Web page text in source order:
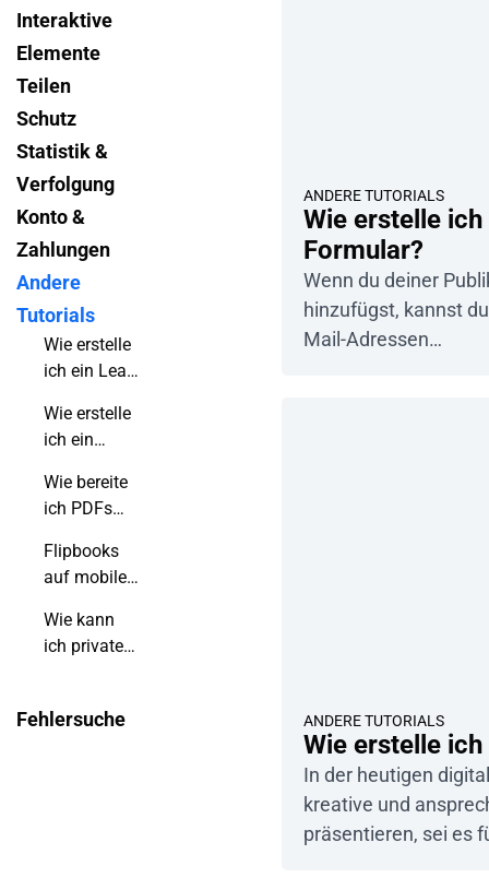
Interaktive
Elemente
Teilen
Schutz
Statistik &
Verfolgung
Konto &
Zahlungen
Andere
Tutorials
Wie erstelle
ich ein Lead
Formular?
Wie erstelle
ich ein
Canva?
Wie bereite
ich PDFs
Flipbooks in
bester
Qualität zu
erstellen?
Flipbooks
auf mobilen
Wie kann
ich private
Flipbook
Fehlersuche
ANDERE TUTORIALS
Wie erstelle
Formular?
Wenn du deiner
hinzufügst, kannst
Mail-Adressen…
ANDERE TUTORIALS
Wie erstelle
In der heutigen
kreative und
präsentieren, sei es